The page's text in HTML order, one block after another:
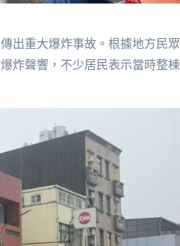
出重大爆炸事故。根據地方民眾
炸聲響，不少居民表示當時整棟